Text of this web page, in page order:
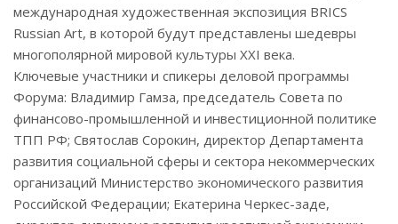
международная художественная экспозиция BRICS
Russian Art, в которой будут представлены шедевры
многополярной мировой культуры XXI века.
Ключевые участники и спикеры деловой программы
Форума: Владимир Гамза, председатель Совета по
финансово-промышленной и инвестиционной политике
ТПП РФ; Святослав Сорокин, директор Департамента
развития социальной сферы и сектора некоммерческих
организаций Министерство экономического развития
Российской Федерации; Екатерина Черкес-заде,